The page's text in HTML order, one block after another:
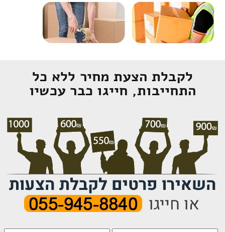
לקבלת הצעת מחיר ללא כל
התחייבות, חייגו כבר עכשיו